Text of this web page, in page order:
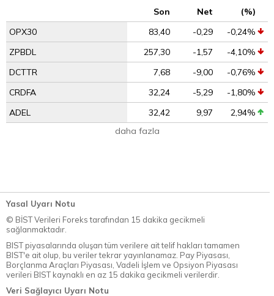
Son Net
(%)
OPX30
83,40 -0,29
-0,24%
ZPBDL
257,30 -1,57
-4,10%
DCTTR
7,68 -9,00
-0,76%
CRDFA
32,24 -5,29
-1,80%
ADEL
32,42 9,97
2,94%
daha fazla
Yasal Uyarı Notu
© BİST Verileri Foreks tarafından 15 dakika gecikmeli
sağlanmaktadır.
BIST piyasalarında oluşan tüm verilere ait telif hakları tamamen
BIST'e ait olup, bu veriler tekrar yayınlanamaz. Pay Piyasası,
Borçlanma Araçları Piyasası, Vadeli İşlem ve Opsiyon Piyasası
verileri BIST kaynaklı en az 15 dakika gecikmeli verilerdir.
Veri Sağlayıcı Uyarı Notu